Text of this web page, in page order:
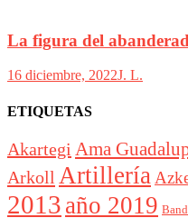
La figura del
16 diciembre, 2022J. L.
ETIQUETAS
Akartegi Ama
Arkoll Artillería
2013 año 2019